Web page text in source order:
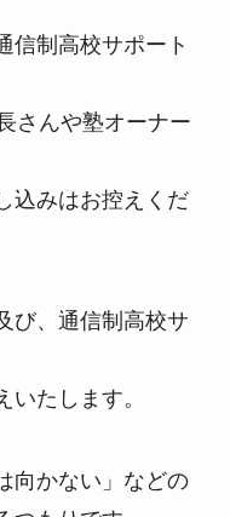
信制高校サポート
さんや塾オーナー
込みはお控えくだ
び、通信制高校サ
たします。
向かない」などの